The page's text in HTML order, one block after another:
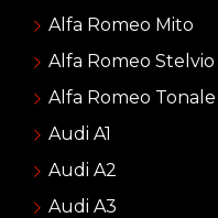
Alfa Romeo Mito
Alfa Romeo Stelvio
Alfa Romeo Tonale
Audi A1
Audi A2
Audi A3